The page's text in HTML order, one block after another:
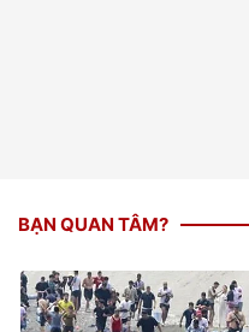
BẠN QUAN TÂM?